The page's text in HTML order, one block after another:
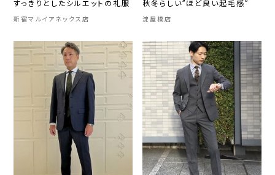
すっきりとしたシルエットの礼服
新宿マルイアネックス店
秋冬らしい”ほど良い起毛感”
淀屋橋店